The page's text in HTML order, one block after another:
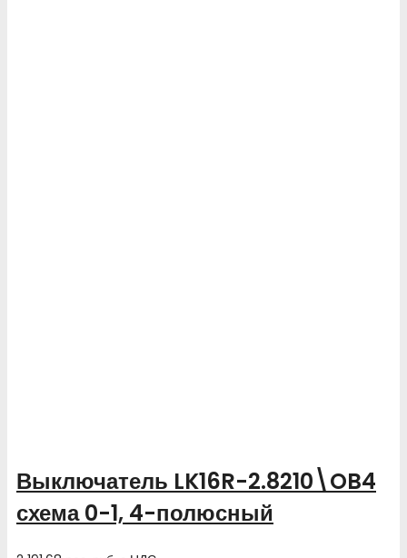
Выключатель LK16R-2.8210\OB4
схема 0-1, 4-полюсный